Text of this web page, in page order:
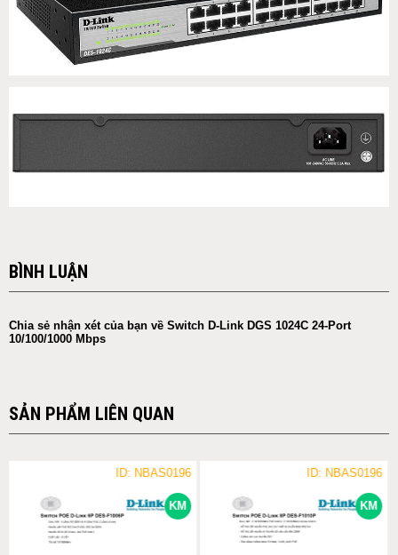
BÌNH LUẬN
Chia sẻ nhận xét của bạn về Switch D-Link DGS 1024C 24-Port
10/100/1000 Mbps
SẢN PHẨM LIÊN QUAN
KM
ID: NBAS0196
KM
ID: NBAS0196